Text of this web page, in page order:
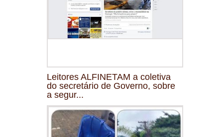
Leitores ALFINETAM a coletiva
do secretário de Governo, sobre
a segur...